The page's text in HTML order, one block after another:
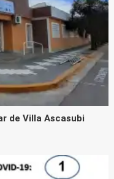
de Villa Ascasubi